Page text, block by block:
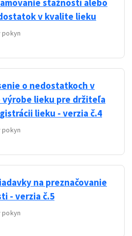
sťažností alebo
v kvalite lieku
pokyn
o nedostatkoch v
lieku pre držiteľa
lieku - verzia č.4
pokyn
na preznačovanie
- verzia č.5
pokyn